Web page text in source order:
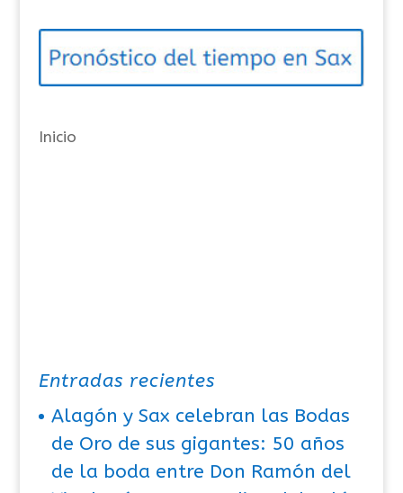
o
í
s
Inicio
Entradas recientes
Alagón y Sax celebran las Bodas
de Oro de sus gigantes: 50 años
de la boda entre Don Ramón del